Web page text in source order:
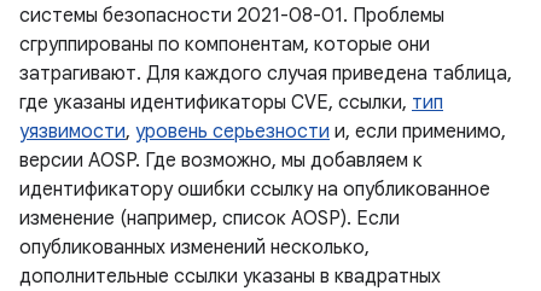
системы безопасности 2021-08-01. Проблемы
сгруппированы по компонентам, которые они
затрагивают. Для каждого случая приведена таблица,
где указаны идентификаторы CVE, ссылки, тип
уязвимости, уровень серьезности и, если применимо,
версии AOSP. Где возможно, мы добавляем к
идентификатору ошибки ссылку на опубликованное
изменение (например, список AOSP). Если
опубликованных изменений несколько,
дополнительные ссылки указаны в квадратных